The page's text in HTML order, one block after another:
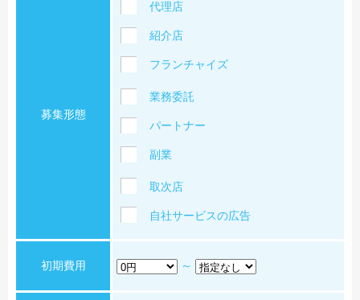
募集形態
代理店
紹介店
フランチャイズ
業務委託
パートナー
副業
取次店
自社サービスの広告
初期費用 ～